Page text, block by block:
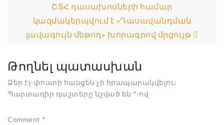
ՇՏՀ դասախոսների համար
կազմակերպվում է «Դասավանդման
լավագույն մեթոդ» խորագրով մրցույթ
Թողնել պատասխան
Ձեր էլ-փոստի հասցեն չի հրապարակվելու։
Պարտադիր դաշտերը նշված են *-ով
Comment *